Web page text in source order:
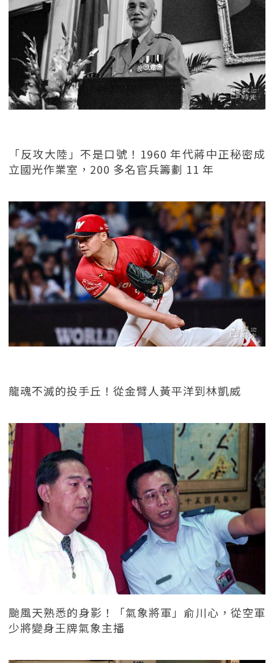
「反攻大陸」不是口號！1960 年代蔣中正秘密成
立國光作業室，200 多名官兵籌劃 11 年
龍魂不滅的投手丘！從金臂人黃平洋到林凱威
颱風天熟悉的身影！「氣象將軍」俞川心，從空軍
少將變身王牌氣象主播